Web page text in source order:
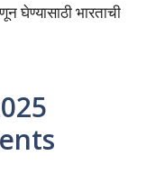
घेण्यासाठी भारताची